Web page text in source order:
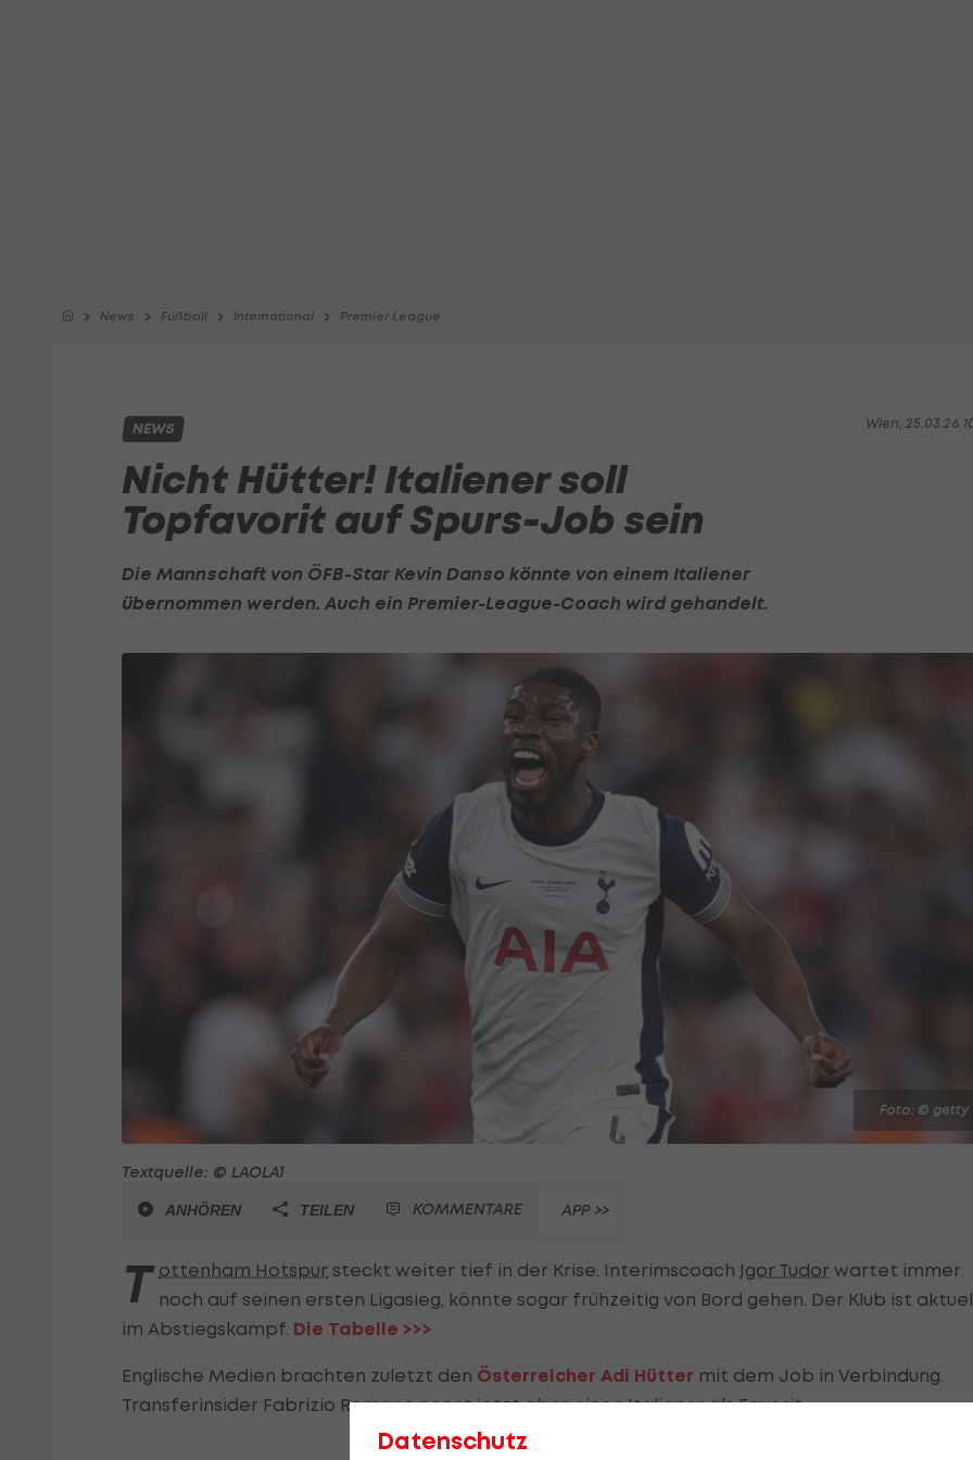
News Fußball International Premier League
Wien, 25.03.26
NEWS
Nicht Hütter! Italiener soll
Topfavorit auf Spurs-Job sein
Die Mannschaft von ÖFB-Star Kevin Danso könnte von einem Italiener
übernommen werden. Auch ein Premier-League-Coach wird gehandelt.
Foto: © getty
Textquelle: © LAOLA1
ANHÖREN TEILEN KOMMENTARE APP >>
T ottenham Hotspur steckt weiter tief in der Krise. Interimscoach Igor Tudor wartet immer
noch auf seinen ersten Ligasieg, könnte sogar frühzeitig von Bord gehen. Der Klub ist
im Abstiegskampf. Die Tabelle >>>
Englische Medien brachten zuletzt den Österreicher Adi Hütter mit dem Job in Verbindung.
Transferinsider Fabrizio Romano nennt jetzt aber einen Italiener als Favorit.
Datenschutz